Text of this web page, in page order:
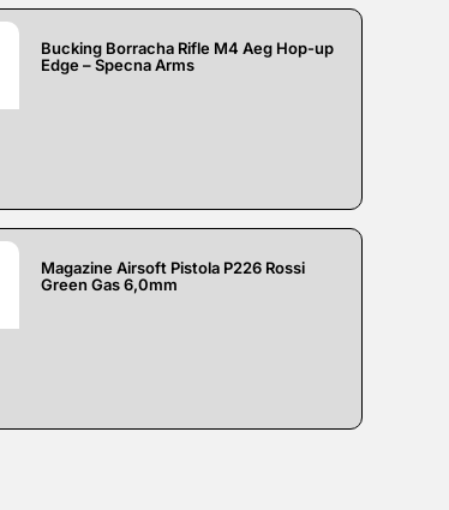
Bucking Borracha Rifle M4 Aeg Hop-up
Edge – Specna Arms
Magazine Airsoft Pistola P226 Rossi
Green Gas 6,0mm